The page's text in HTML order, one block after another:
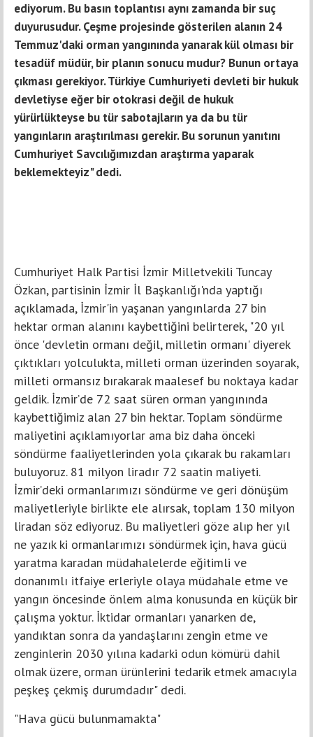
ediyorum. Bu basın toplantısı aynı zamanda bir suç
duyurusudur. Çeşme projesinde gösterilen alanın 24
Temmuz'daki orman yangınında yanarak kül olması bir
tesadüf müdür, bir planın sonucu mudur? Bunun ortaya
çıkması gerekiyor. Türkiye Cumhuriyeti devleti bir hukuk
devletiyse eğer bir otokrasi değil de hukuk
yürürlükteyse bu tür sabotajların ya da bu tür
yangınların araştırılması gerekir. Bu sorunun yanıtını
Cumhuriyet Savcılığımızdan araştırma yaparak
beklemekteyiz" dedi.
Cumhuriyet Halk Partisi İzmir Milletvekili Tuncay
Özkan, partisinin İzmir İl Başkanlığı'nda yaptığı
açıklamada, İzmir'in yaşanan yangınlarda 27 bin
hektar orman alanını kaybettiğini belirterek, "20 yıl
önce 'devletin ormanı değil, milletin ormanı' diyerek
çıktıkları yolculukta, milleti orman üzerinden soyarak,
milleti ormansız bırakarak maalesef bu noktaya kadar
geldik. İzmir’de 72 saat süren orman yangınında
kaybettiğimiz alan 27 bin hektar. Toplam söndürme
maliyetini açıklamıyorlar ama biz daha önceki
söndürme faaliyetlerinden yola çıkarak bu rakamları
buluyoruz. 81 milyon liradır 72 saatin maliyeti.
İzmir’deki ormanlarımızı söndürme ve geri dönüşüm
maliyetleriyle birlikte ele alırsak, toplam 130 milyon
liradan söz ediyoruz. Bu maliyetleri göze alıp her yıl
ne yazık ki ormanlarımızı söndürmek için, hava gücü
yaratma karadan müdahalelerde eğitimli ve
donanımlı itfaiye erleriyle olaya müdahale etme ve
yangın öncesinde önlem alma konusunda en küçük bir
çalışma yoktur. İktidar ormanları yanarken de,
yandıktan sonra da yandaşlarını zengin etme ve
zenginlerin 2030 yılına kadarki odun kömürü dahil
olmak üzere, orman ürünlerini tedarik etmek amacıyla
peşkeş çekmiş durumdadır" dedi.
"Hava gücü bulunmamakta"